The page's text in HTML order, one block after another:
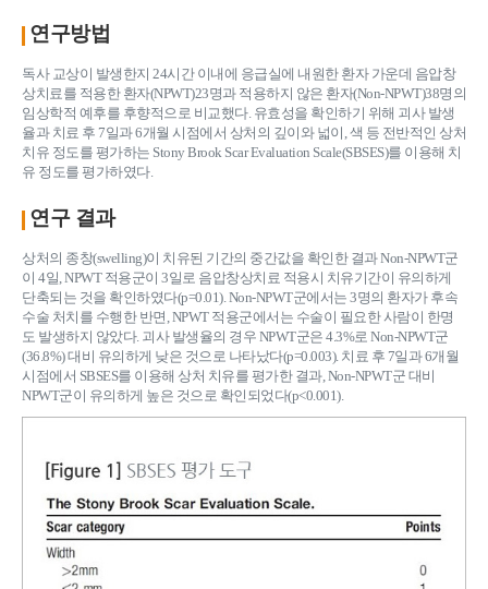
연구방법
독사 교상이 발생한지 24시간 이내에 응급실에 내원한 환자 가운데 음압창
상치료를 적용한 환자(NPWT)23명과 적용하지 않은 환자(Non-NPWT)38명의
임상학적 예후를 후향적으로 비교했다. 유효성을 확인하기 위해 괴사 발생
율과 치료 후 7일과 6개월 시점에서 상처의 깊이와 넓이, 색 등 전반적인 상처
치유 정도를 평가하는 Stony Brook Scar Evaluation Scale(SBSES)를 이용해 치
유 정도를 평가하였다.
연구 결과
상처의 종창(swelling)이 치유된 기간의 중간값을 확인한 결과 Non-NPWT군
이 4일, NPWT 적용군이 3일로 음압창상치료 적용시 치유기간이 유의하게
단축되는 것을 확인하였다(p=0.01). Non-NPWT군에서는 3명의 환자가 후속
수술 처치를 수행한 반면, NPWT 적용군에서는 수술이 필요한 사람이 한명
도 발생하지 않았다. 괴사 발생율의 경우 NPWT군은 4.3%로 Non-NPWT군
(36.8%) 대비 유의하게 낮은 것으로 나타났다(p=0.003). 치료 후 7일과 6개월
시점에서 SBSES를 이용해 상처 치유를 평가한 결과, Non-NPWT군 대비
NPWT군이 유의하게 높은 것으로 확인되었다(p<0.001).